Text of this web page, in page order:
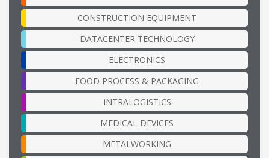
CONSTRUCTION EQUIPMENT
DATACENTER TECHNOLOGY
ELECTRONICS
FOOD PROCESS & PACKAGING
INTRALOGISTICS
MEDICAL DEVICES
METALWORKING